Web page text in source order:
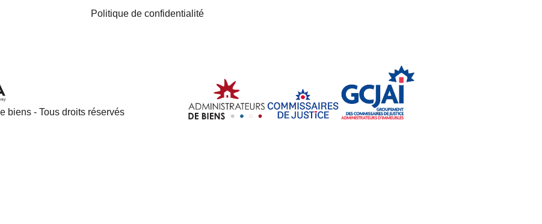
Politique de confidentialité
biens - Tous droits réservés